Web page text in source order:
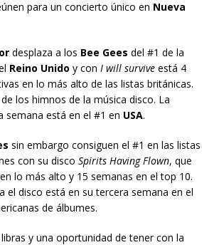
para un concierto único en Nueva
desplaza a los Bee Gees del #1 de la
Reino Unido y con I will survive está 4
en lo más alto de las listas británicas.
los himnos de la música disco. La
semana está en el #1 en USA.
sin embargo consiguen el #1 en las listas
con su disco Spirits Having Flown, que
lo más alto y 15 semanas en el top 10.
el disco está en su tercera semana en el
de álbumes.
y una oportunidad de tener con la